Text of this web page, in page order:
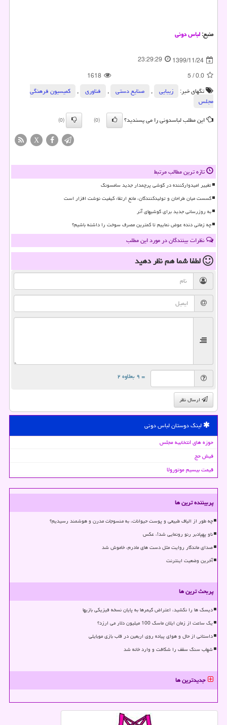
منبع:لباس دونی
1399/11/24
23:29:29
0.0
/
5
1618
تگهای خبر:
زیبایی , صنایع دستی , فناوری ,
كمیسیون فرهنگی
مجلس
این مطلب لباسدونی را می پسندید؟
(0)
(0)
X
تازه ترین مطالب مرتبط
تغییر امیدوارکننده در گوشی پرچمدار جدید سامسونگ
گسست میان طراحان و تولیدکنندگان، مانع ارتقاء کیفیت نوشت افزار است
به روزرسانی جدید برای گوشیهای آنر
چه زمانی دنده عوض نماییم تا کمترین مصرف سوخت را داشته باشیم؟
نظرات بینندگان در مورد این مطلب
لطفا شما همنظر دهید
= ۹ بعلاوه ۲
ارسال نظر
لینک دوستان لباس دونی
حوزه های انتخابیه مجلس
فیش حج
قیمت بیسیم موتورولا
پربیننده ترین ها
چه طور از الیاف طبیعی و پوست حیوانات، به منسوجات مدرن و هوشمند رسیدیم؟
ناو پهپادبر رنو رونمایی شد!، عکس
صدای ماندگار روایت مثل دست های مادرم، خاموش شد
آخرین وضعیت اینترنت
پربحث ترین ها
دیسک ها را نکشید، اعتراض گیمرها به پایان نسخه فیزیکی بازیها
یک ساعت از زمان ایلان ماسک 100 میلیون دلار می ارزد؟
داستانی از حال و هوای پیاده روی اربعین در قاب بازی موبایلی
شهاب سنگ سقف را شکافت و وارد خانه شد
جدیدترین ها